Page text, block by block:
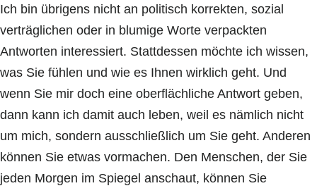
Ich bin übrigens nicht an politisch korrekten, sozial
verträglichen oder in blumige Worte verpackten
Antworten interessiert. Stattdessen möchte ich wissen,
was Sie fühlen und wie es Ihnen wirklich geht. Und
wenn Sie mir doch eine oberflächliche Antwort geben,
dann kann ich damit auch leben, weil es nämlich nicht
um mich, sondern ausschließlich um Sie geht. Anderen
können Sie etwas vormachen. Den Menschen, der Sie
jeden Morgen im Spiegel anschaut, können Sie